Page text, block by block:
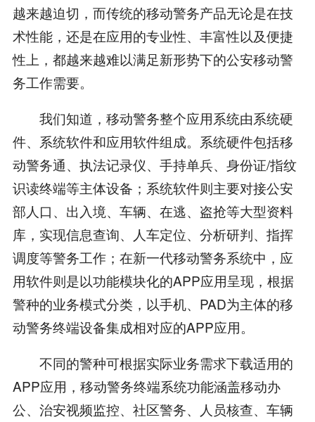
越来越迫切，而传统的移动警务产品无论是在技
术性能，还是在应用的专业性、丰富性以及便捷
性上，都越来越难以满足新形势下的公安移动警
务工作需要。
我们知道，移动警务整个应用系统由系统硬
件、系统软件和应用软件组成。系统硬件包括移
动警务通、执法记录仪、手持单兵、身份证/指纹
识读终端等主体设备；系统软件则主要对接公安
部人口、出入境、车辆、在逃、盗抢等大型资料
库，实现信息查询、人车定位、分析研判、指挥
调度等警务工作；在新一代移动警务系统中，应
用软件则是以功能模块化的APP应用呈现，根据
警种的业务模式分类，以手机、PAD为主体的移
动警务终端设备集成相对应的APP应用。
不同的警种可根据实际业务需求下载适用的
APP应用，移动警务终端系统功能涵盖移动办
公、治安视频监控、社区警务、人员核查、车辆